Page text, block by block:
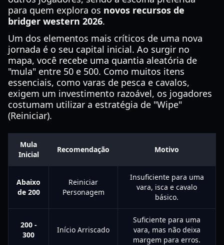
para quem explora os novos recursos de
bridger western 2026.
Um dos elementos mais críticos de uma nova
jornada é o seu capital inicial. Ao surgir no
mapa, você recebe uma quantia aleatória de
"mula" entre 50 e 500. Como muitos itens
essenciais, como varas de pesca e cavalos,
exigem um investimento razoável, os jogadores
costumam utilizar a estratégia de "Wipe"
(Reiniciar).
Mula
Inicial
Recomendação Motivo
Abaixo
de 200
Reiniciar
Personagem
Insuficiente para uma
vara, isca e cavalo
básico.
200 -
300
Início Arriscado
Suficiente para uma
vara, mas não deixa
margem para erros.